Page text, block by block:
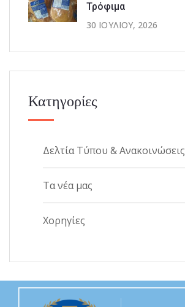
Τρόφιμα
30 ΙΟΥΛΊΟΥ, 2026
Κατηγορίες
Δελτία Τύπου & Ανακοινώσεις
Τα νέα μας
Χορηγίες